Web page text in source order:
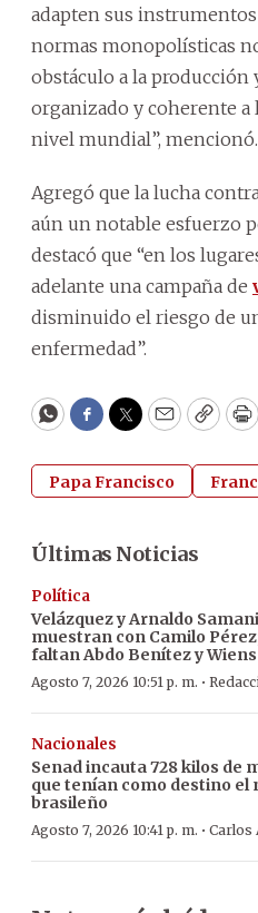
adapten sus
normas monopolísticas
obstáculo a la producción
organizado y coherente a
nivel mundial”, mencionó.
Agregó que la lucha
aún un notable esfuerzo
destacó que “en los
adelante una campaña de
disminuido el riesgo de
enfermedad”.
WhatsApp
Facebook
Twitter
EmailCopy
Papa Francisco
Últimas Noticias
Política
Velázquez y Arnaldo
muestran con Camilo
faltan Abdo Benítez y Wiens
Agosto 7, 2026 10:51 p. m. ·
Nacionales
Senad incauta 728 kilos de
que tenían como destino el
brasileño
Agosto 7, 2026 10:41 p. m. · Carlos